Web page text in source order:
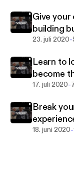
Give
building
23. juli 2020-
Learn to
become
17. juli 2020-
Break
live to the
18. juni 2020-